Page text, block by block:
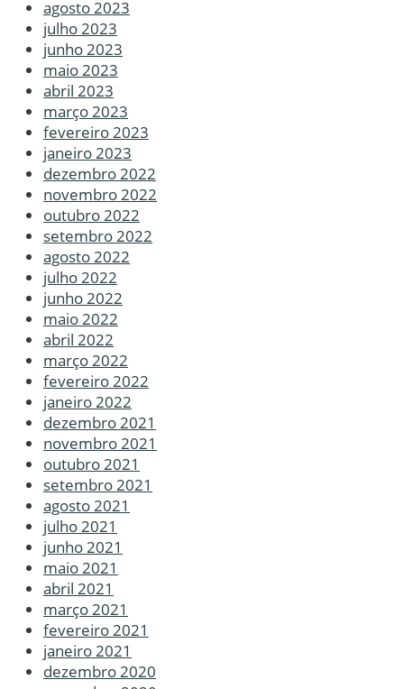
agosto 2023
julho 2023
junho 2023
maio 2023
abril 2023
março 2023
fevereiro 2023
janeiro 2023
dezembro 2022
novembro 2022
outubro 2022
setembro 2022
agosto 2022
julho 2022
junho 2022
maio 2022
abril 2022
março 2022
fevereiro 2022
janeiro 2022
dezembro 2021
novembro 2021
outubro 2021
setembro 2021
agosto 2021
julho 2021
junho 2021
maio 2021
abril 2021
março 2021
fevereiro 2021
janeiro 2021
dezembro 2020